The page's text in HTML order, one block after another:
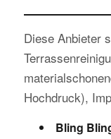
Diese Anbieter
Hochdruck),
Bling